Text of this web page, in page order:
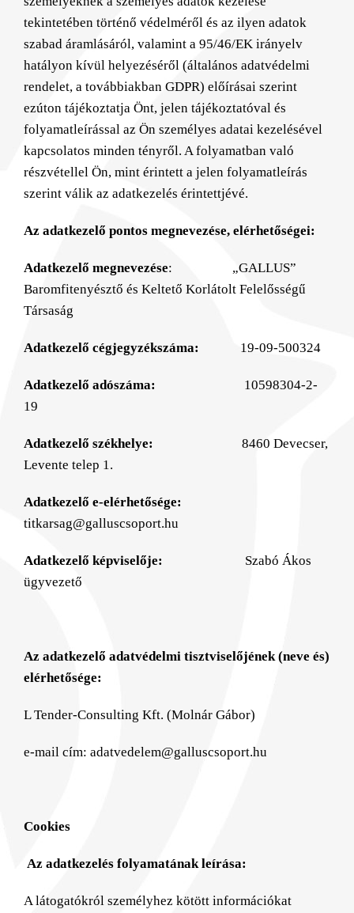
tekintetében történő védelméről és az ilyen adatok
szabad áramlásáról, valamint a 95/46/EK irányelv
hatályon kívül helyezéséről (általános adatvédelmi
rendelet, a továbbiakban GDPR) előírásai szerint
ezúton tájékoztatja Önt, jelen tájékoztatóval és
folyamatleírással az Ön személyes adatai kezelésével
kapcsolatos minden tényről. A folyamatban való
részvétellel Ön, mint érintett a jelen folyamatleírás
szerint válik az adatkezelés érintettjévé.
Az adatkezelő pontos megnevezése, elérhetőségei:
Adatkezelő megnevezése: „GALLUS”
Baromfitenyésztő és Keltető Korlátolt Felelősségű
Társaság
Adatkezelő cégjegyzékszáma: 19-09-500324
Adatkezelő adószáma: 10598304-2-
19
Adatkezelő székhelye: 8460 Devecser,
Levente telep 1.
Adatkezelő e-elérhetősége:
titkarsag@galluscsoport.hu
Adatkezelő képviselője: Szabó Ákos
ügyvezető
Az adatkezelő adatvédelmi tisztviselőjének (neve és)
elérhetősége:
L Tender-Consulting Kft. (Molnár Gábor)
e-mail cím: adatvedelem@galluscsoport.hu
Cookies
Az adatkezelés folyamatának leírása:
A látogatókról személyhez kötött információkat